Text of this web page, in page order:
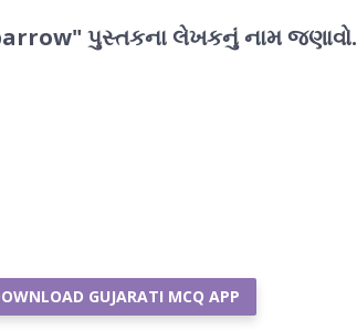
પુસ્તકના લેખકનું નામ જણાવો.
GUJARATI MCQ APP